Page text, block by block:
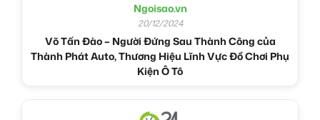
Ngoisao.vn
20/12/2024
Võ Tấn Đào – Người Đứng Sau Thành Công của
Thành Phát Auto, Thương Hiệu Lĩnh Vực Đồ Chơi Phụ
Kiện Ô Tô